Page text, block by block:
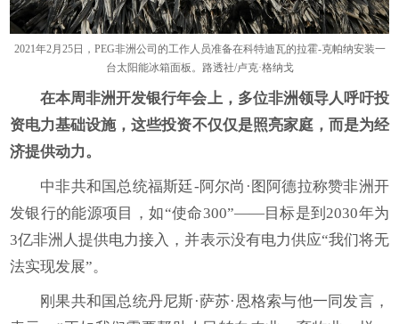
2021年2月25日，PEG非洲公司的工作人员准备在科特迪瓦的拉霍-克帕纳安装一
台太阳能冰箱面板。路透社/卢克·格纳戈
在本周非洲开发银行年会上，多位非洲领导人呼吁投
资电力基础设施，这些投资不仅仅是照亮家庭，而是为经
济提供动力。
中非共和国总统福斯廷-阿尔尚·图阿德拉称赞非洲开
发银行的能源项目，如“使命300”——目标是到2030年为
3亿非洲人提供电力接入，并表示没有电力供应“我们将无
法实现发展”。
刚果共和国总统丹尼斯·萨苏·恩格索与他一同发言，